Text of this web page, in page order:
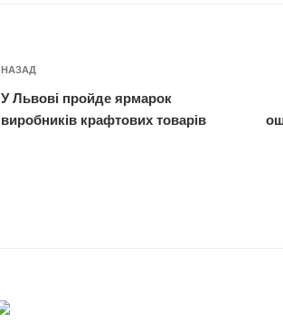
Навігація
записів
Попередній
запис:
НАЗАД
У Львові пройде ярмарок
виробників крафтових товарів